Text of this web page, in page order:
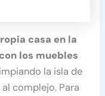
casa en la
los muebles
la isla de
complejo. Para